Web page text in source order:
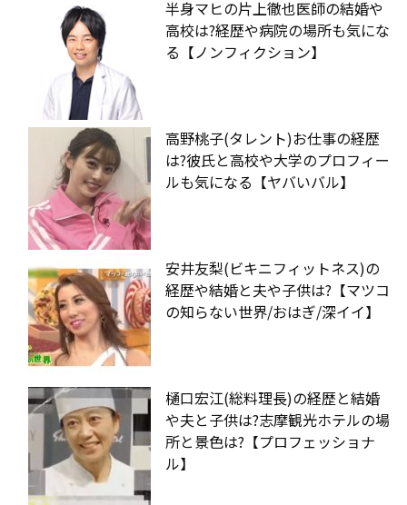
半身マヒの片上徹也医師の結婚や
高校は?経歴や病院の場所も気にな
る【ノンフィクション】
高野桃子(タレント)お仕事の経歴
は?彼氏と高校や大学のプロフィー
ルも気になる【ヤバいバル】
安井友梨(ビキニフィットネス)の
経歴や結婚と夫や子供は?【マツコ
の知らない世界/おはぎ/深イイ】
樋口宏江(総料理長)の経歴と結婚
や夫と子供は?志摩観光ホテルの場
所と景色は?【プロフェッショナ
ル】